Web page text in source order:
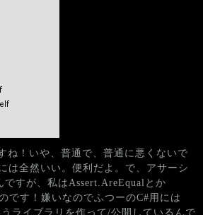
ね！いや、普通で、普通に悪くないで
は全然いい。便利だよ。で、アサーシ
ですが、私はAssert.AreEqualとか
です！嫌いなのでふつーのC#用には
うライブラリを作って/公開しているんで